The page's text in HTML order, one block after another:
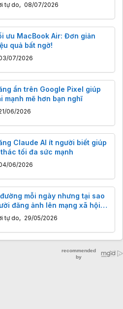
tự do, 08/07/2026
ưu MacBook Air: Đơn giản
quả bất ngờ!
07/2026
ẩn trên Google Pixel giúp
mạnh mẽ hơn bạn nghĩ
06/2026
Claude AI ít người biết giúp
tối đa sức mạnh
06/2026
mỗi ngày nhưng tại sao
đăng ảnh lên mạng xã hội
số xe
tự do, 29/05/2026